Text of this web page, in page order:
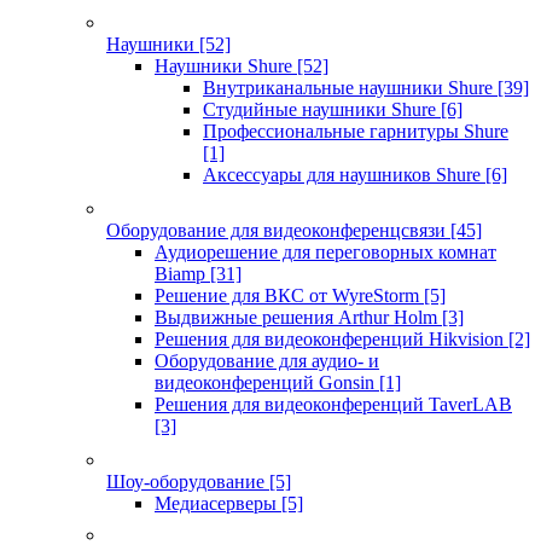
Наушники [52]
Наушники Shure [52]
Внутриканальные наушники Shure [39]
Студийные наушники Shure [6]
Профессиональные гарнитуры Shure
[1]
Аксессуары для наушников Shure [6]
Оборудование для видеоконференцсвязи [45]
Аудиорешение для переговорных комнат
Biamp [31]
Решение для ВКС от WyreStorm [5]
Выдвижные решения Arthur Holm [3]
Решения для видеоконференций Hikvision [2]
Оборудование для аудио- и
видеоконференций Gonsin [1]
Решения для видеоконференций TaverLAB
[3]
Шоу-оборудование [5]
Медиасерверы [5]